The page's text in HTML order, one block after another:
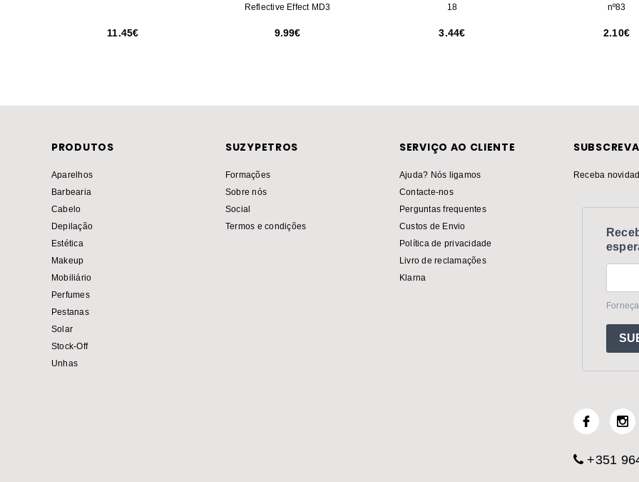
11.45
Reflective Effect MD3
9.99
18
3.44
nº83
2.10
PRODUTOS
Aparelhos
Barbearia
Cabelo
Depilação
Estética
Makeup
Mobiliário
Perfumes
Pestanas
Solar
Stock-Off
Unhas
SUZYPETROS
Formações
Sobre nós
Social
Termos e condições
SERVIÇO AO CLIENTE
Ajuda? Nós ligamos
Contacte-nos
Perguntas frequentes
Custos de Envio
Política de privacidade
Livro de reclamações
Klarna
Receba
+351